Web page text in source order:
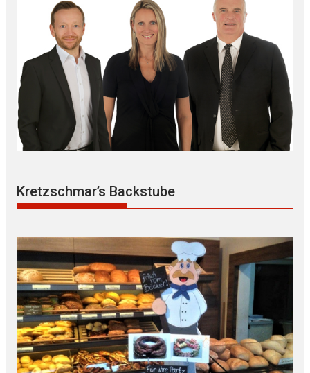
Kretzschmar’s Backstube